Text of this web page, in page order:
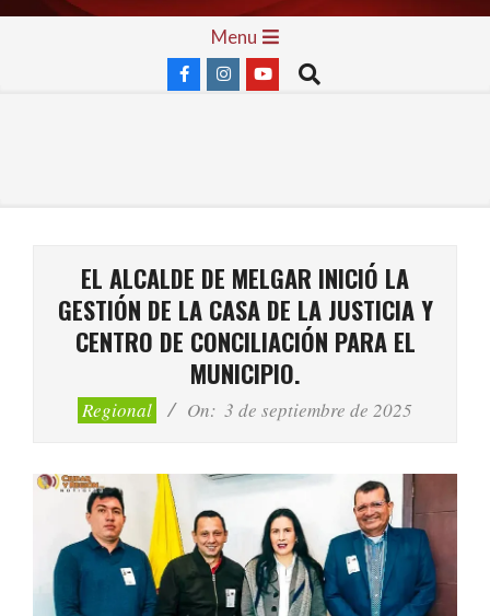
Skip
Menu
Search
EL ALCALDE DE MELGAR INICIÓ LA
GESTIÓN DE LA CASA DE LA JUSTICIA Y
CENTRO DE CONCILIACIÓN PARA EL
MUNICIPIO.
Regional On: 3 de septiembre de 2025